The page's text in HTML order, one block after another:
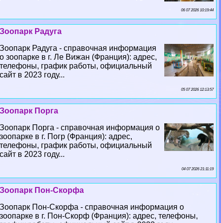
06 07 2026 10:19:44
Зоопарк Радуга
Зоопарк Радуга - справочная информация
о зоопарке в г. Ле Вижан (Франция): адрес,
телефоны, график работы, официальный
сайт в 2023 году...
05 07 2026 12:13:57
Зоопарк Порга
Зоопарк Порга - справочная информация о
зоопарке в г. Погр (Франция): адрес,
телефоны, график работы, официальный
сайт в 2023 году...
04 07 2026 21:11:19
Зоопарк Пон-Скорфа
Зоопарк Пон-Скорфа - справочная информация о
зоопарке в г. Пон-Скорф (Франция): адрес, телефоны,